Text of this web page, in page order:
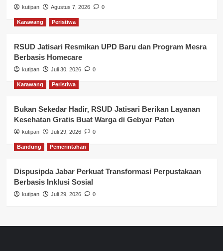
kutipan Agustus 7, 2026 0
Karawang Peristiwa
RSUD Jatisari Resmikan UPD Baru dan Program Mesra
Berbasis Homecare
kutipan Juli 30, 2026 0
Karawang Peristiwa
Bukan Sekedar Hadir, RSUD Jatisari Berikan Layanan
Kesehatan Gratis Buat Warga di Gebyar Paten
kutipan Juli 29, 2026 0
Bandung Pemerintahan
Dispusipda Jabar Perkuat Transformasi Perpustakaan
Berbasis Inklusi Sosial
kutipan Juli 29, 2026 0